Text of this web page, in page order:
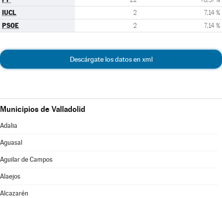
IUCL 2 7,14 %
PSOE 2 7,14 %
Descárgate los datos en xml
Municipios de Valladolid
Adalia
Aguasal
Aguilar de Campos
Alaejos
Alcazarén